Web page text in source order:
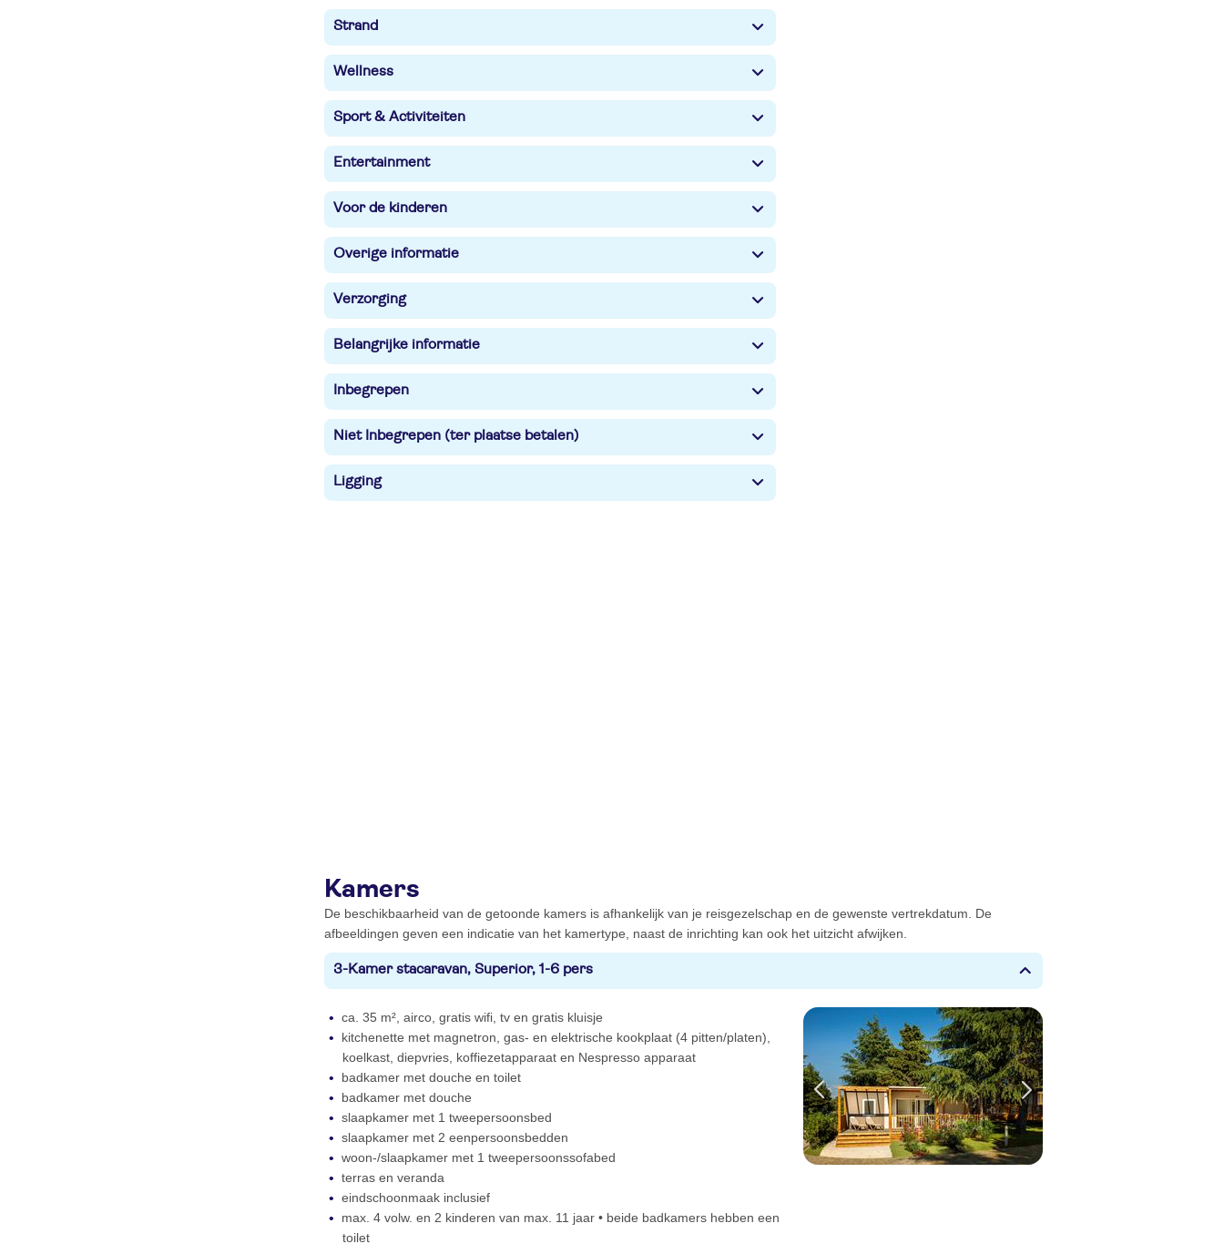
Strand
Wellness
Sport & Activiteiten
Entertainment
Voor de kinderen
Overige informatie
Verzorging
Belangrijke informatie
Inbegrepen
Niet Inbegrepen (ter plaatse betalen)
Ligging
Kamers
De beschikbaarheid van de getoonde kamers is afhankelijk van je reisgezelschap en de gewenste vertrekdatum. De
afbeeldingen geven een indicatie van het kamertype, naast de inrichting kan ook het uitzicht afwijken.
3-Kamer stacaravan, Superior, 1-6 pers
ca. 35 m², airco, gratis wifi, tv en gratis kluisje
kitchenette met magnetron, gas- en elektrische kookplaat (4 pitten/platen),
koelkast, diepvries, koffiezetapparaat en Nespresso apparaat
badkamer met douche en toilet
badkamer met douche
slaapkamer met 1 tweepersoonsbed
slaapkamer met 2 eenpersoonsbedden
woon-/slaapkamer met 1 tweepersoonssofabed
terras en veranda
eindschoonmaak inclusief
max. 4 volw. en 2 kinderen van max. 11 jaar • beide badkamers hebben een
toilet